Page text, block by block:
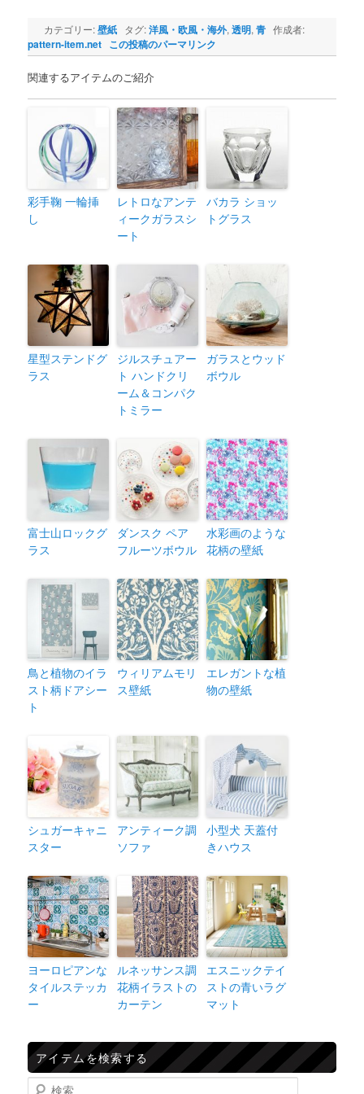
カテゴリー:壁紙 タグ:洋風・欧風・海外,透明,青 作成者:
pattern-item.net この投稿のパーマリンク
関連するアイテムのご紹介
彩手鞠 一輪挿
し
レトロなアンテ
ィークガラスシ
ート
バカラ ショッ
トグラス
星型ステンドグ
ラス
ジルスチュアー
ト ハンドクリ
ーム＆コンパク
トミラー
ガラスとウッド
ボウル
富士山ロックグ
ラス
ダンスク ペア
フルーツボウル
水彩画のような
花柄の壁紙
鳥と植物のイラ
スト柄ドアシー
ト
ウィリアムモリ
ス壁紙
エレガントな植
物の壁紙
シュガーキャニ
スター
アンティーク調
ソファ
小型犬 天蓋付
きハウス
ヨーロピアンな
タイルステッカ
ー
ルネッサンス調
花柄イラストの
カーテン
エスニックテイ
ストの青いラグ
マット
アイテムを検索する
検索